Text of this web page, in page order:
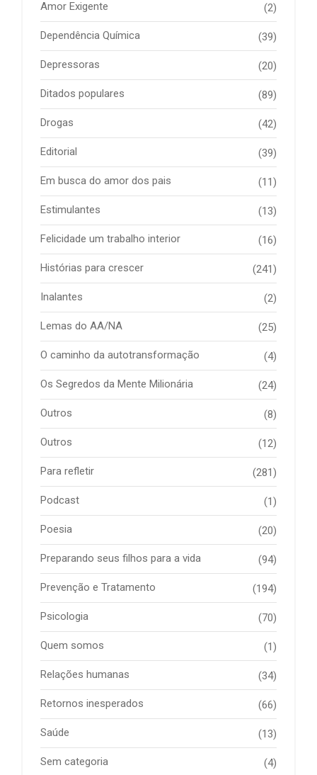
Amor Exigente (2)
Dependência Química (39)
Depressoras (20)
Ditados populares (89)
Drogas (42)
Editorial (39)
Em busca do amor dos pais (11)
Estimulantes (13)
Felicidade um trabalho interior (16)
Histórias para crescer (241)
Inalantes (2)
Lemas do AA/NA (25)
O caminho da autotransformação (4)
Os Segredos da Mente Milionária (24)
Outros (8)
Outros (12)
Para refletir (281)
Podcast (1)
Poesia (20)
Preparando seus filhos para a vida (94)
Prevenção e Tratamento (194)
Psicologia (70)
Quem somos (1)
Relações humanas (34)
Retornos inesperados (66)
Saúde (13)
Sem categoria (4)